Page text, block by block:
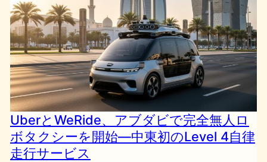
UberとWeRide、アブダビで完全無人ロ
ボタクシーを開始—中東初のLevel 4自律
走行サービス